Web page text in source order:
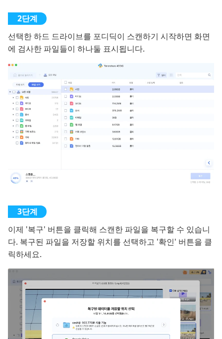
선택한 하드 드라이브를 포디딕이 스캔하기 시작하면 화면
에 검사한 파일들이 하나둘 표시됩니다.
이제 '복구' 버튼을 클릭해 스캔한 파일을 복구할 수 있습니
다. 복구된 파일을 저장할 위치를 선택하고 '확인' 버튼을 클
릭하세요.